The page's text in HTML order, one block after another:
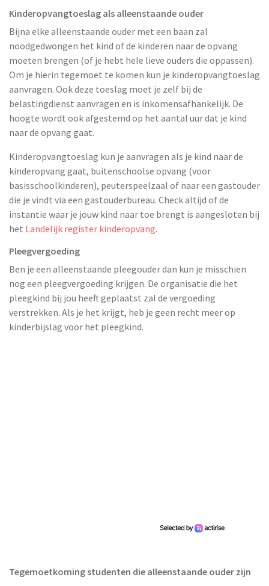
Kinderopvangtoeslag als alleenstaande ouder
Bijna elke alleenstaande ouder met een baan zal
noodgedwongen het kind of de kinderen naar de opvang
moeten brengen (of je hebt hele lieve ouders die oppassen).
Om je hierin tegemoet te komen kun je kinderopvangtoeslag
aanvragen. Ook deze toeslag moet je zelf bij de
belastingdienst aanvragen en is inkomensafhankelijk. De
hoogte wordt ook afgestemd op het aantal uur dat je kind
naar de opvang gaat.
Kinderopvangtoeslag kun je aanvragen als je kind naar de
kinderopvang gaat, buitenschoolse opvang (voor
basisschoolkinderen), peuterspeelzaal of naar een gastouder
die je vindt via een gastouderbureau. Check altijd of de
instantie waar je jouw kind naar toe brengt is aangesloten bij
het Landelijk register kinderopvang.
Pleegvergoeding
Ben je een alleenstaande pleegouder dan kun je misschien
nog een pleegvergoeding krijgen. De organisatie die het
pleegkind bij jou heeft geplaatst zal de vergoeding
verstrekken. Als je het krijgt, heb je geen recht meer op
kinderbijslag voor het pleegkind.
Tegemoetkoming studenten die alleenstaande ouder zijn